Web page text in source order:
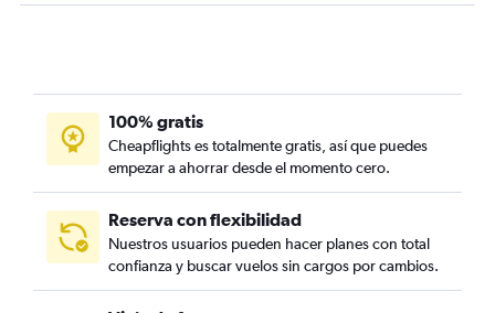
100% gratis
Cheapflights es totalmente gratis, así que puedes
empezar a ahorrar desde el momento cero.
Reserva con flexibilidad
Nuestros usuarios pueden hacer planes con total
confianza y buscar vuelos sin cargos por cambios.